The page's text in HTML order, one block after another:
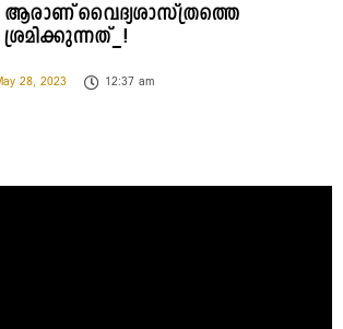
വൈദ്യശാസ്ത്രത്തെ
28, 2023 12:37 am